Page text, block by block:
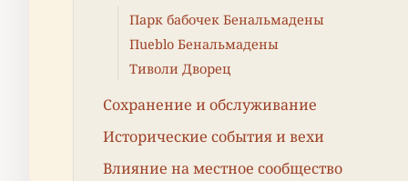
Парк бабочек Бенальмадены
Пueblo Бенальмадены
Тиволи Дворец
Сохранение и обслуживание
Исторические события и вехи
Влияние на местное сообщество